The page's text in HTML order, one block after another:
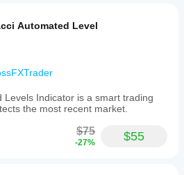
Automated Level
Levels Indicator is a smart trading
the most recent market.
$75
-27% $55